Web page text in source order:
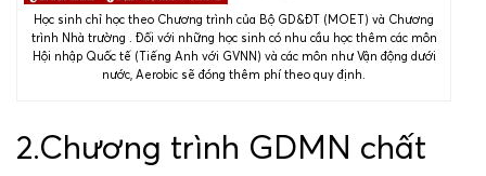
Học sinh chỉ học theo Chương trình của Bộ GD&ĐT (MOET) và Chương
trình Nhà trường . Đối với những học sinh có nhu cầu học thêm các môn
Hội nhập Quốc tế (Tiếng Anh với GVNN) và các môn như Vận động dưới
nước, Aerobic sẽ đóng thêm phí theo quy định.
2.Chương trình GDMN chất